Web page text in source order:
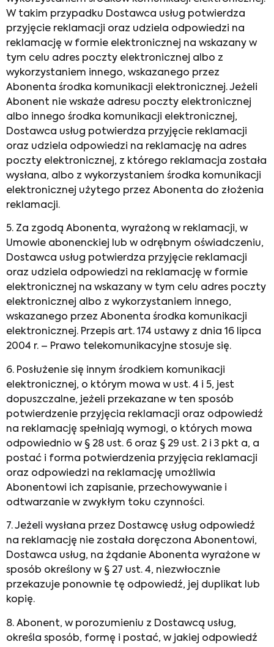
W takim przypadku Dostawca usług potwierdza
przyjęcie reklamacji oraz udziela odpowiedzi na
reklamację w formie elektronicznej na wskazany w
tym celu adres poczty elektronicznej albo z
wykorzystaniem innego, wskazanego przez
Abonenta środka komunikacji elektronicznej. Jeżeli
Abonent nie wskaże adresu poczty elektronicznej
albo innego środka komunikacji elektronicznej,
Dostawca usług potwierdza przyjęcie reklamacji
oraz udziela odpowiedzi na reklamację na adres
poczty elektronicznej, z którego reklamacja została
wysłana, albo z wykorzystaniem środka komunikacji
elektronicznej użytego przez Abonenta do złożenia
reklamacji.
5. Za zgodą Abonenta, wyrażoną w reklamacji, w
Umowie abonenckiej lub w odrębnym oświadczeniu,
Dostawca usług potwierdza przyjęcie reklamacji
oraz udziela odpowiedzi na reklamację w formie
elektronicznej na wskazany w tym celu adres poczty
elektronicznej albo z wykorzystaniem innego,
wskazanego przez Abonenta środka komunikacji
elektronicznej. Przepis art. 174 ustawy z dnia 16 lipca
2004 r. – Prawo telekomunikacyjne stosuje się.
6. Posłużenie się innym środkiem komunikacji
elektronicznej, o którym mowa w ust. 4 i 5, jest
dopuszczalne, jeżeli przekazane w ten sposób
potwierdzenie przyjęcia reklamacji oraz odpowiedź
na reklamację spełniają wymogi, o których mowa
odpowiednio w § 28 ust. 6 oraz § 29 ust. 2 i 3 pkt a, a
postać i forma potwierdzenia przyjęcia reklamacji
oraz odpowiedzi na reklamację umożliwia
Abonentowi ich zapisanie, przechowywanie i
odtwarzanie w zwykłym toku czynności.
7. Jeżeli wysłana przez Dostawcę usług odpowiedź
na reklamację nie została doręczona Abonentowi,
Dostawca usług, na żądanie Abonenta wyrażone w
sposób określony w § 27 ust. 4, niezwłocznie
przekazuje ponownie tę odpowiedź, jej duplikat lub
kopię.
8. Abonent, w porozumieniu z Dostawcą usług,
określa sposób, formę i postać, w jakiej odpowiedź